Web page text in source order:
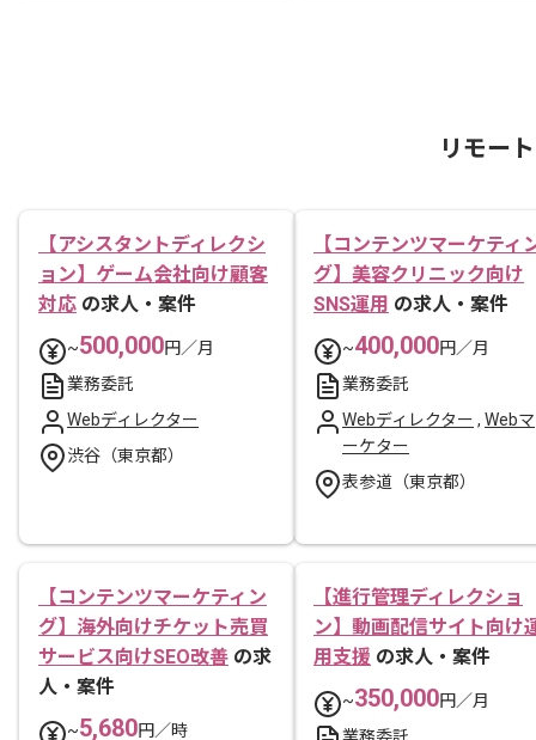
リモー
【アシスタントディレクシ
ョン】ゲーム会社向け顧客
対応 の求人・案件
~500,000円／月
業務委託
Webディレクター
渋谷（東京都）
【コンテンツマーケティ
グ】美容クリニック向け
SNS運用 の求人・案件
~400,000円／月
業務委託
Webディレクター , Webマ
ーケター
表参道（東京都）
【コンテンツマーケティン
グ】海外向けチケット売買
サービス向けSEO改善 の求
人・案件
~5,680円／時
【進行管理ディレクショ
ン】動画配信サイト向け
用支援 の求人・案件
~350,000円／月
業務委託